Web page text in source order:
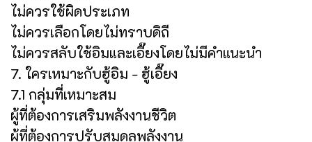
ไม่ควรใช้ผิดประเภท
ไม่ควรเลือกโดยไม่ทราบดิถี
ไม่ควรสลับใช้อิมและเอี๊ยงโดยไม่มีคำแนะนำ
7. ใครเหมาะกับฮู้อิม - ฮู้เอี๊ยง
7.1 กลุ่มที่เหมาะสม
ผู้ที่ต้องการเสริมพลังงานชีวิต
ผู้ที่ต้องการปรับสมดุลพลังงาน